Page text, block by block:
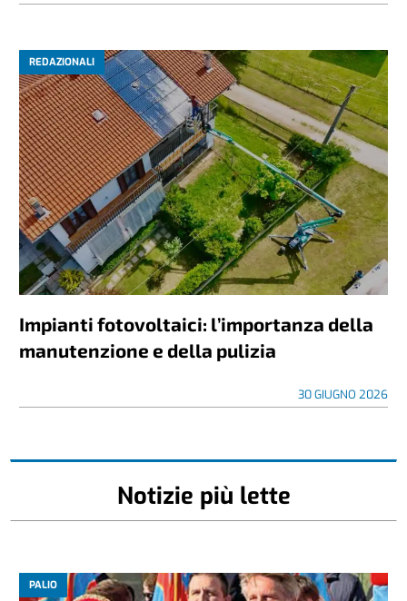
REDAZIONALI
Impianti fotovoltaici: l’importanza della
manutenzione e della pulizia
30 GIUGNO 2026
Notizie più lette
PALIO